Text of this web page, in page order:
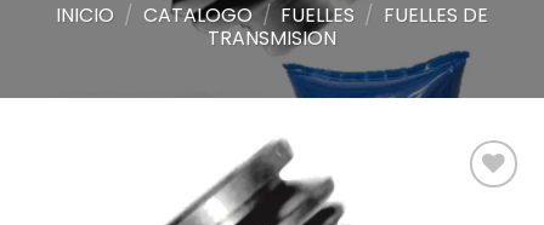
INICIO / CATALOGO / FUELLES / FUELLES DE
TRANSMISION